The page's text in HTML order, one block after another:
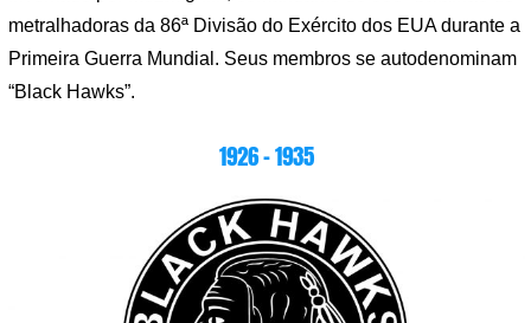
metralhadoras da 86ª Divisão do Exército dos EUA durante a
Primeira Guerra Mundial. Seus membros se autodenominam
“Black Hawks”.
1926 – 1935